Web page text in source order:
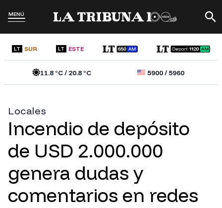
MENÚ
LT SUR LT ESTE
11.8°C /20.8°C 5900/5960
Locales
Incendio de depósito
de USD 2.000.000
genera dudas y
comentarios en redes